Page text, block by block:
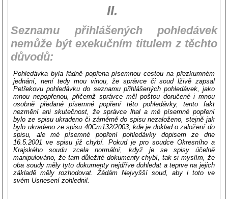
II.
Seznamu přihlášených pohledávek
nemůže být exekučním titulem z těchto
důvodů:
Pohledávka byla řádně popřena písemnou cestou na přezkumném
jednání, není tedy mou vinou, že správce či soud lživě zapsal
Petřekovu pohledávku do seznamu přihlášených pohledávek, jako
mnou nepopřenou, přičemž správce měl poštou doručené i mnou
osobně předané písemné popření této pohledávky, tento fakt
nezmění ani skutečnost, že správce lhal a mé písemné popření
bylo ze spisu ukradeno či záměrně do spisu nezaloženo, stejně jak
bylo ukradeno ze spisu 40Cm132/2003, kde je doklad o založení do
spisu, ale mé písemné popření pohledávky dopisem ze dne
16.5.2001 ve spisu již chybí. Pokud je pro soudce Okresního a
Krajského soudu zcela normální, když je se spisy účelně
manipulováno, že tam důležité dokumenty chybí, tak si myslím, že
oba soudy měly tyto dokumenty nejdříve dohledat a teprve na jejich
základě měly rozhodovat. Žádám Nejvyšší soud, aby i toto ve
svém Usnesení zohlednil.